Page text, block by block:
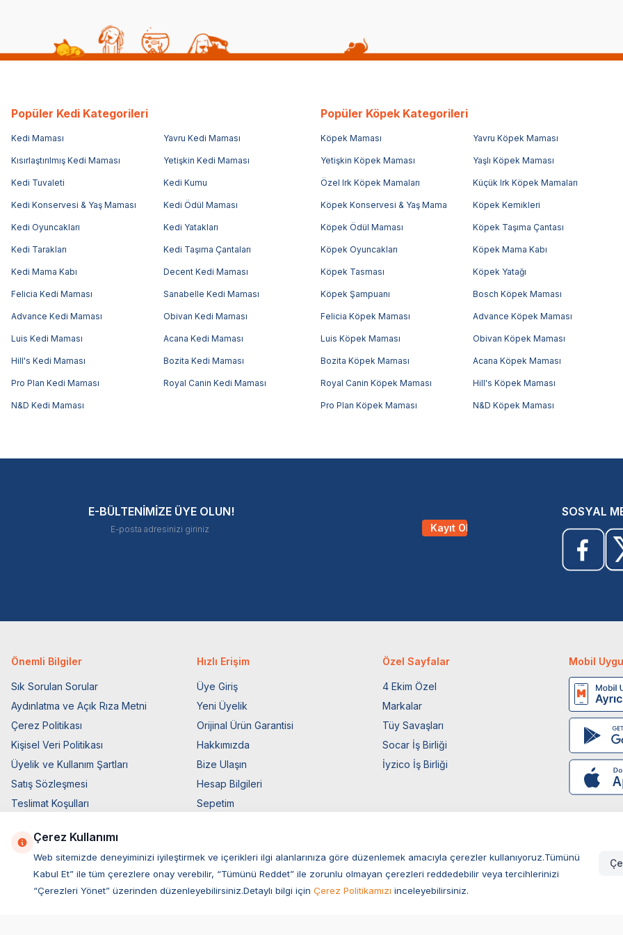
Popüler Kedi Kategorileri
Kedi Maması Yavru Kedi Maması
Kısırlaştırılmış Kedi Maması Yetişkin Kedi Maması
Kedi Tuvaleti Kedi Kumu
Kedi Konservesi & Yaş Maması Kedi Ödül Maması
Kedi Oyuncakları Kedi Yatakları
Kedi Tarakları Kedi Taşıma Çantaları
Kedi Mama Kabı Decent Kedi Maması
Felicia Kedi Maması Sanabelle Kedi Maması
Advance Kedi Maması Obivan Kedi Maması
Luis Kedi Maması Acana Kedi Maması
Hill's Kedi Maması Bozita Kedi Maması
Pro Plan Kedi Maması Royal Canin Kedi Maması
N&D Kedi Maması
Popüler Köpek Kategorileri
Köpek Maması Yavru Köpek Maması
Yetişkin Köpek Maması Yaşlı Köpek Maması
Özel Irk Köpek Mamaları Küçük Irk Köpek Mamaları
Köpek Konservesi & Yaş Mama Köpek Kemikleri
Köpek Ödül Maması Köpek Taşıma Çantası
Köpek Oyuncakları Köpek Mama Kabı
Köpek Tasması Köpek Yatağı
Köpek Şampuanı Bosch Köpek Maması
Felicia Köpek Maması Advance Köpek Maması
Luis Köpek Maması Obivan Köpek Maması
Bozita Köpek Maması Acana Köpek Maması
Royal Canin Köpek Maması Hill's Köpek Maması
Pro Plan Köpek Maması N&D Köpek Maması
E-BÜLTENİMİZE ÜYE OLUN!
Kayıt Ol
SOSYAL
Önemli Bilgiler
Sık Sorulan Sorular
Aydınlatma ve Açık Rıza Metni
Çerez Politikası
Kişisel Veri Politikası
Üyelik ve Kullanım Şartları
Satış Sözleşmesi
Teslimat Koşulları
Elektronik İleti Aydınlatma Metni
Hızlı Erişim
Üye Giriş
Yeni Üyelik
Orijinal Ürün Garantisi
Hakkımızda
Bize Ulaşın
Hesap Bilgileri
Sepetim
Özel Sayfalar
4 Ekim Özel
Markalar
Tüy Savaşları
Socar İş Birliği
İyzico İş Birliği
Mobil
Çerez Kullanımı
Web sitemizde deneyiminizi iyileştirmek ve içerikleri ilgi alanlarınıza göre düzenlemek amacıyla çerezler kullanıyoruz.Tümünü
Kabul Et” ile tüm çerezlere onay verebilir, “Tümünü Reddet” ile zorunlu olmayan çerezleri reddedebilir veya tercihlerinizi
“Çerezleri Yönet” üzerinden düzenleyebilirsiniz.Detaylı bilgi için Çerez Politikamızı inceleyebilirsiniz.